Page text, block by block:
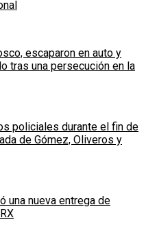
escaparon en auto y
tras una persecución en la
policiales durante el fin de
de Gómez, Oliveros y
una nueva entrega de